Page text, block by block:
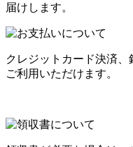
届けします。
クレジットカード決済
ご利用いただけます。